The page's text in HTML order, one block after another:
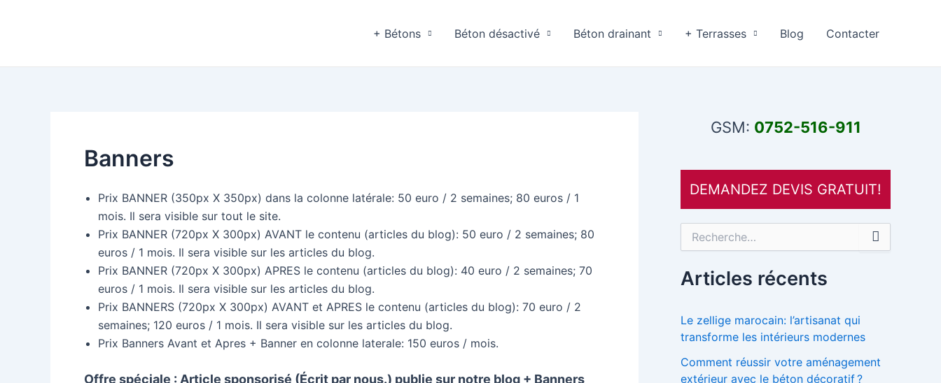
+ Bétons Béton désactivé Béton drainant + Terrasses Blog Contacter
Banners
Prix BANNER ​​(350px X 350px) dans la colonne latérale: 50 euro / 2 semaines; 80 euros / 1
mois. Il sera visible sur tout le site.
Prix BANNER ​​(720px X 300px) AVANT le contenu (articles du blog): 50 euro / 2 semaines; 80
euros / 1 mois. Il sera visible sur les articles du blog.
Prix BANNER ​​(720px X 300px) APRES le contenu (articles du blog): 40 euro / 2 semaines; 70
euros / 1 mois. Il sera visible sur les articles du blog.
Prix BANNERS ​​(720px X 300px) AVANT et APRES le contenu (articles du blog): 70 euro / 2
semaines; 120 euros / 1 mois. Il sera visible sur les articles du blog.
Prix Banners Avant et Apres + Banner en colonne laterale: 150 euros / mois.
Offre spéciale : Article sponsorisé (Écrit par nous.) publie sur notre blog + Banners
GSM: 0752-516-911
DEMANDEZ DEVIS GRATUIT!
h
e
h
e
Articles récents
Le zellige marocain: l’artisanat qui
transforme les intérieurs modernes
Comment réussir votre aménagement
extérieur avec le béton décoratif ?